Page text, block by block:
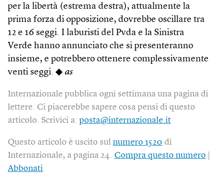
per la libertà (estrema destra), attualmente la
prima forza di opposizione, dovrebbe oscillare tra
12 e 16 seggi. I laburisti del Pvda e la Sinistra
Verde hanno annunciato che si presenteranno
insieme, e potrebbero ottenere complessivamente
venti seggi. ◆ as
Internazionale pubblica ogni settimana una pagina di
lettere. Ci piacerebbe sapere cosa pensi di questo
articolo. Scrivici a: posta@internazionale.it
Questo articolo è uscito sul numero 1520 di
Internazionale, a pagina 24. Compra questo numero
Abbonati